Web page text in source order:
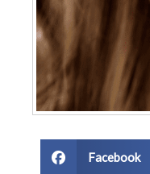
Facebook